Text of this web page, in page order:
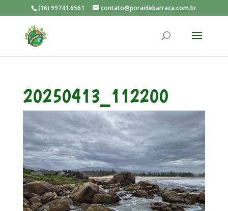
(16) 99741.6561 contato@poraidebarraca.com.br
20250413_112200